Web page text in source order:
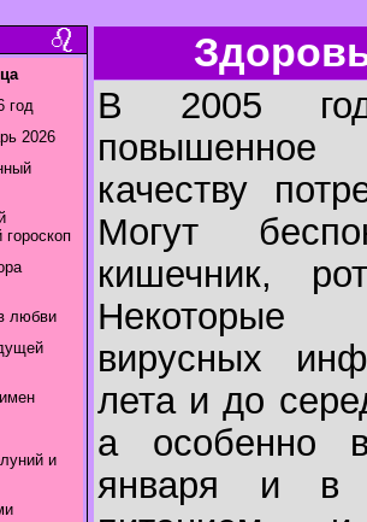
год
2026
гороскоп
любви
и
В 2005
качеству
Могут
кишечник,
вирусных
лета и до
а особенно
января и в